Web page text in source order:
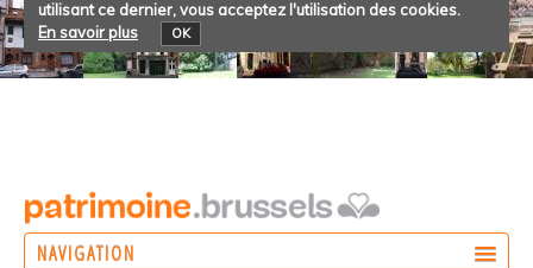
utilisant ce dernier, vous acceptez l'utilisation des cookies.
En savoir plus
OK
NAVIGATION